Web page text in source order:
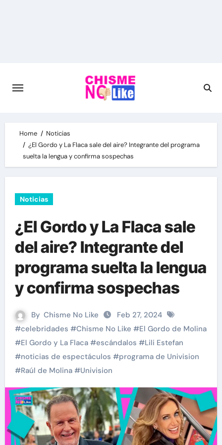
Home
Noticias
¿El Gordo y La Flaca sale del aire? Integrante del programa
suelta la lengua y confirma sospechas
Noticias
¿El Gordo y La Flaca sale
del aire? Integrante del
programa suelta la lengua
y confirma sospechas
By Chisme No Like
Feb 27, 2024
#celebridades #Chisme No Like #El Gordo de Molina
#El Gordo y La Flaca#escándalos #Lili Estefan
#noticias de espectáculos #programa de Univision
#Raúl de Molina#Univision